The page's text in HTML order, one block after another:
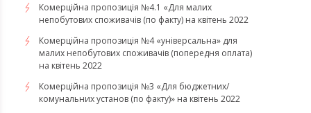
Комерційна пропозиція №4.1 «Для малих
непобутових споживачів (по факту) на квітень 2022
​​​​​​​Комерційна пропозиція №4 «універсальна» для
малих непобутових споживачів (попередня оплата)
на квітень 2022
Комерційна пропозиція №3 «Для бюджетних/
комунальних установ (по факту)» на квітень 2022